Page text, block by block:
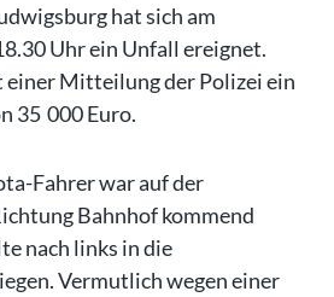
hat sich am
Uhr ein Unfall ereignet.
einer Mitteilung der Polizei ein
35 000 Euro.
Fahrer war auf der
Bahnhof kommend
nach links in die
Vermutlich wegen einer